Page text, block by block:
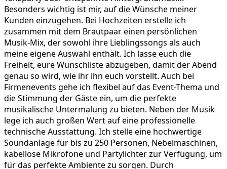
Besonders wichtig ist mir, auf die Wünsche meiner
Kunden einzugehen. Bei Hochzeiten erstelle ich
zusammen mit dem Brautpaar einen persönlichen
Musik-Mix, der sowohl ihre Lieblingssongs als auch
meine eigene Auswahl enthält. Ich lasse euch die
Freiheit, eure Wunschliste abzugeben, damit der Abend
genau so wird, wie ihr ihn euch vorstellt. Auch bei
Firmenevents gehe ich flexibel auf das Event-Thema und
die Stimmung der Gäste ein, um die perfekte
musikalische Untermalung zu bieten. Neben der Musik
lege ich auch großen Wert auf eine professionelle
technische Ausstattung. Ich stelle eine hochwertige
Soundanlage für bis zu 250 Personen, Nebelmaschinen,
kabellose Mikrofone und Partylichter zur Verfügung, um
für das perfekte Ambiente zu sorgen. Durch